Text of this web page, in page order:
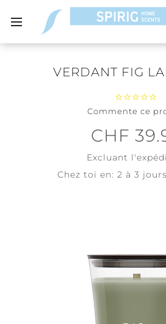
VERDANT FIG
Commente ce
CHF
Excluant
Chez toi en: 2 à 3